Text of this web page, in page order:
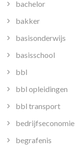
bachelor
bakker
basisonderwijs
basisschool
bbl
bbl opleidingen
bbl transport
bedrijfseconomie
begrafenis